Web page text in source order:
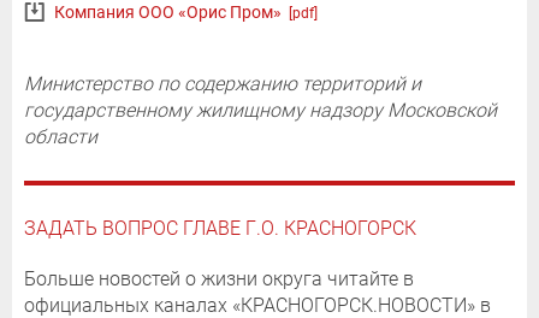
Компания ООО «Орис Пром» [pdf]
Министерство по содержанию территорий и
государственному жилищному надзору Московской
области
ЗАДАТЬ ВОПРОС ГЛАВЕ Г.О. КРАСНОГОРСК
Больше новостей о жизни округа читайте в
официальных каналах «КРАСНОГОРСК.НОВОСТИ» в